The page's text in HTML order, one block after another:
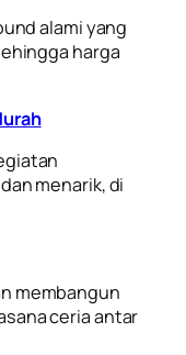
alami yang
harga
menarik, di
membangun
ceria antar